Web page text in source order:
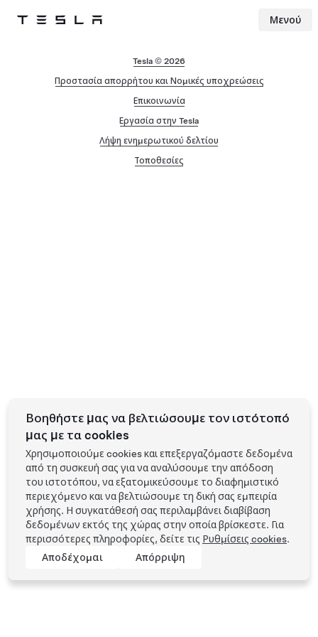
Tesla Μενού
Tesla © 2026
Προστασία απορρήτου και Νομικές υποχρεώσεις
Επικοινωνία
Εργασία στην Tesla
Λήψη ενημερωτικού δελτίου
Τοποθεσίες
Βοηθήστε μας να βελτιώσουμε τον ιστότοπό
μας με τα cookies
Χρησιμοποιούμε cookies και επεξεργαζόμαστε δεδομένα
από τη συσκευή σας για να αναλύσουμε την απόδοση
του ιστοτόπου, να εξατομικεύσουμε το διαφημιστικό
περιεχόμενο και να βελτιώσουμε τη δική σας εμπειρία
χρήσης. Η συγκατάθεσή σας περιλαμβάνει διαβίβαση
δεδομένων εκτός της χώρας στην οποία βρίσκεστε. Για
περισσότερες πληροφορίες, δείτε τις Ρυθμίσεις cookies.
Αποδέχομαι
Απόρριψη